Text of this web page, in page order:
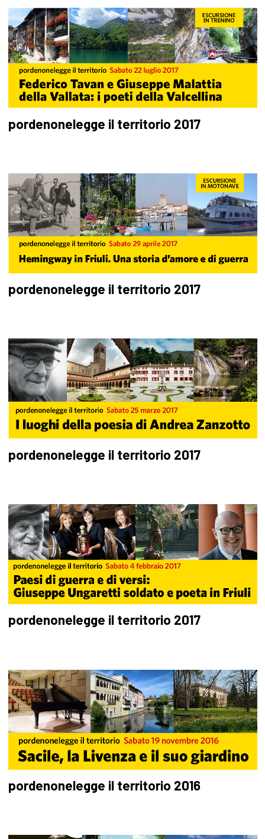
pordenonelegge il territorio 2017
pordenonelegge il territorio 2017
pordenonelegge il territorio 2017
pordenonelegge il territorio 2017
pordenonelegge il territorio 2016